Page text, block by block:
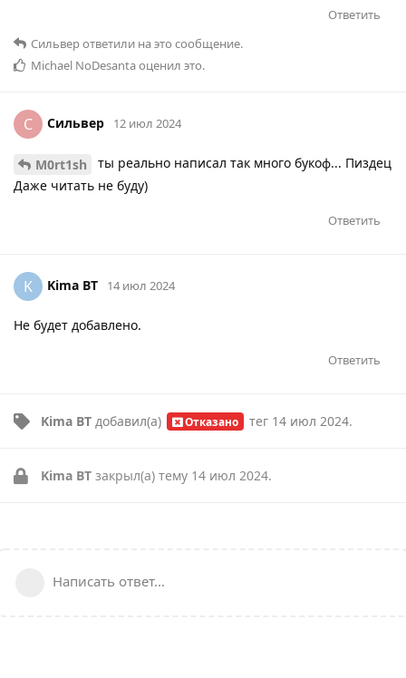
Ответить
Сильверответили на это сообщение.
Michael NoDesantaоценил это.
С Сильвер 12 июл 2024
M0rt1sh
ты реально написал так много букоф... Пиздец
Даже читать не буду)
Ответить
K Kima BT 14 июл 2024
Не будет добавлено.
Ответить
Kima BT добавил(а) Отказано тег 14 июл 2024.
Kima BT закрыл(а) тему 14 июл 2024.
Написать ответ...